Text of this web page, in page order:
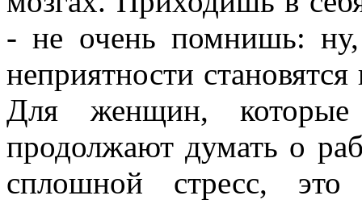
- не очень помнишь: ну,
неприятности
Для женщин,
продолжают думать о
сплошной стресс,